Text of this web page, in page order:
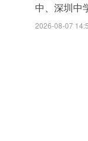
中、深圳中
2026-08-07